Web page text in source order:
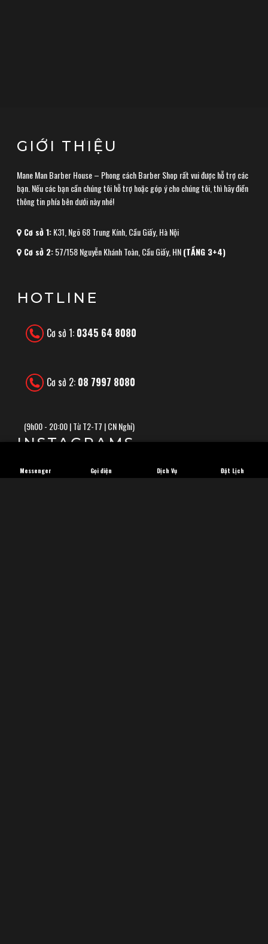
GIỚI THIỆU
Mane Man Barber House – Phong cách Barber Shop rất vui được hỗ trợ các
bạn. Nếu các bạn cần chúng tôi hỗ trợ hoặc góp ý cho chúng tôi, thì hãy điền
thông tin phía bên dưới này nhé!
Cơ sở 1:K31, Ngõ 68 Trung Kính, Cầu Giấy, Hà Nội
Cơ sở 2:57/158 Nguyễn Khánh Toàn, Cầu Giấy, HN(TẦNG 3+4)
HOTLINE
Cơ sở 1: 0345 64 8080
Cơ sở 2: 08 7997 8080
(9h00 - 20:00 | Từ T2-T7 | CN Nghỉ)
INSTAGRAMS
Đặt Lịch
Dịch Vụ
Gọi điện
Messenger